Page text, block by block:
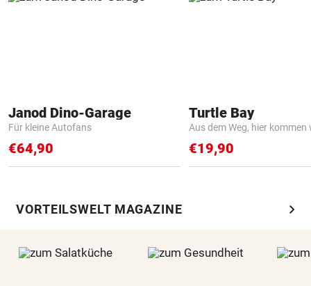
Janod Dino-Garage
Für kleine Autofans
€64,90
Turtle Bay
Aus dem Weg, hier kommen
€19,90
VORTEILSWELT MAGAZINE chevron_right